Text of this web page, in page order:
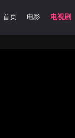
首页 电影 电视剧